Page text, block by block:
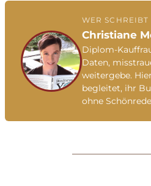
WER SCHREIBT
Christiane
Diplom-
Daten,
weitergebe.
begleitet, ihr
ohne